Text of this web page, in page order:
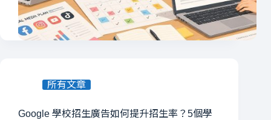
所有文章
Google 學校招生廣告如何提升招生率？5個學